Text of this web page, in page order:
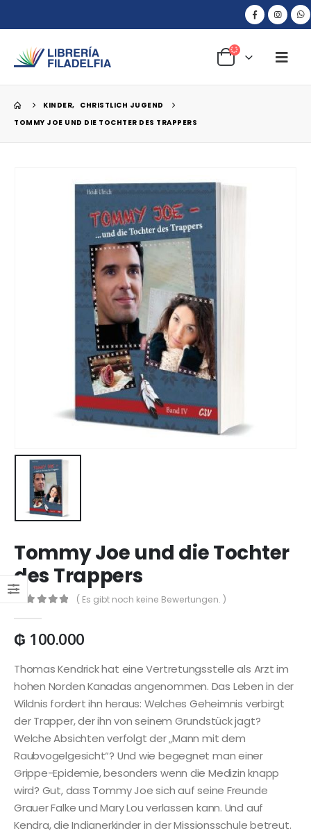
KINDER, CHRISTLICH JUGEND
TOMMY JOE UND DIE TOCHTER DES TRAPPERS
Tommy Joe und die Tochter
des Trappers
( Es gibt noch keine Bewertungen. )
₲ 100.000
Thomas Kendrick hat eine Vertretungsstelle als Arzt im
hohen Norden Kanadas angenommen. Das Leben in der
Wildnis fordert ihn heraus: Welches Geheimnis verbirgt
der Trapper, der ihn von seinem Grundstück jagt?
Welche Absichten verfolgt der „Mann mit dem
Raubvogelgesicht“? Und wie begegnet man einer
Grippe-Epidemie, besonders wenn die Medizin knapp
wird? Gut, dass Tommy Joe sich auf seine Freunde
Grauer Falke und Mary Lou verlassen kann. Und auf
Kendra, die Indianerkinder in der Missionsschule betreut.